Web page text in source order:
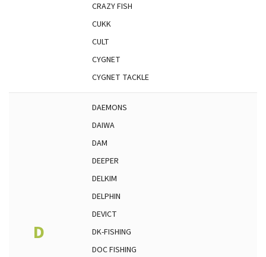
CRAZY FISH
CUKK
CULT
CYGNET
CYGNET TACKLE
D
DAEMONS
DAIWA
DAM
DEEPER
DELKIM
DELPHIN
DEVICT
DK-FISHING
DOC FISHING